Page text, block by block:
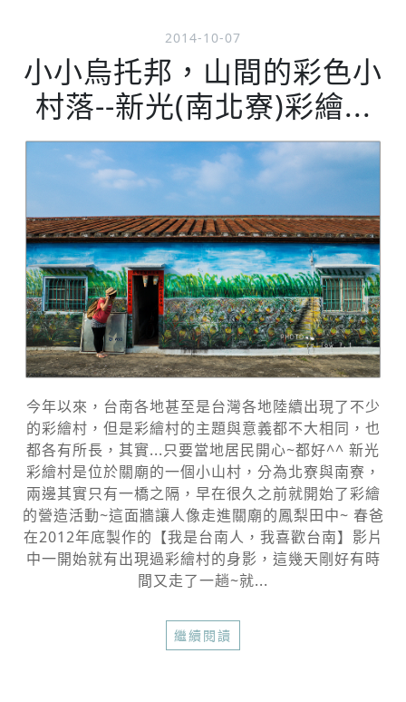
2014-10-07
小小烏托邦，山間的彩色小
村落--新光(南北寮)彩繪...
今年以來，台南各地甚至是台灣各地陸續出現了不少
的彩繪村，但是彩繪村的主題與意義都不大相同，也
都各有所長，其實...只要當地居民開心~都好^^ 新光
彩繪村是位於關廟的一個小山村，分為北寮與南寮，
兩邊其實只有一橋之隔，早在很久之前就開始了彩繪
的營造活動~這面牆讓人像走進關廟的鳳梨田中~ 春爸
在2012年底製作的【我是台南人，我喜歡台南】影片
中一開始就有出現過彩繪村的身影，這幾天剛好有時
間又走了一趟~就...
繼續閱讀